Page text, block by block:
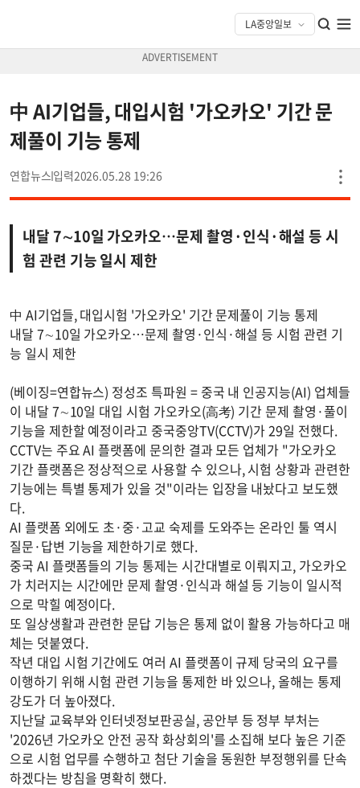
中 AI기업들, 대입시험 '가오카오' 기간 문
제풀이 기능 통제
연합뉴스 2026.05.28 19:26
내달 7∼10일 가오카오…문제 촬영·인식·해설 등 시
험 관련 기능 일시 제한
中 AI기업들, 대입시험 '가오카오' 기간 문제풀이 기능 통제
내달 7∼10일 가오카오…문제 촬영·인식·해설 등 시험 관련 기
능 일시 제한
(베이징=연합뉴스) 정성조 특파원 = 중국 내 인공지능(AI) 업체들
이 내달 7∼10일 대입 시험 가오카오(高考) 기간 문제 촬영·풀이
기능을 제한할 예정이라고 중국중앙TV(CCTV)가 29일 전했다.
CCTV는 주요 AI 플랫폼에 문의한 결과 모든 업체가 "가오카오
기간 플랫폼은 정상적으로 사용할 수 있으나, 시험 상황과 관련한
기능에는 특별 통제가 있을 것"이라는 입장을 내놨다고 보도했
다.
AI 플랫폼 외에도 초·중·고교 숙제를 도와주는 온라인 툴 역시
질문·답변 기능을 제한하기로 했다.
중국 AI 플랫폼들의 기능 통제는 시간대별로 이뤄지고, 가오카오
가 치러지는 시간에만 문제 촬영·인식과 해설 등 기능이 일시적
으로 막힐 예정이다.
또 일상생활과 관련한 문답 기능은 통제 없이 활용 가능하다고 매
체는 덧붙였다.
작년 대입 시험 기간에도 여러 AI 플랫폼이 규제 당국의 요구를
이행하기 위해 시험 관련 기능을 통제한 바 있으나, 올해는 통제
강도가 더 높아졌다.
지난달 교육부와 인터넷정보판공실, 공안부 등 정부 부처는
'2026년 가오카오 안전 공작 화상회의'를 소집해 보다 높은 기준
으로 시험 업무를 수행하고 첨단 기술을 동원한 부정행위를 단속
하겠다는 방침을 명확히 했다.